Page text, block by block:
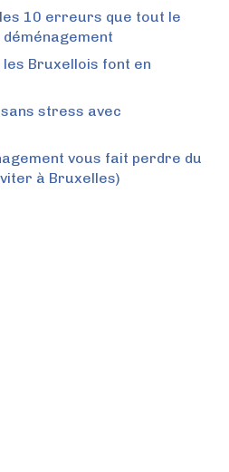
10 erreurs que tout le
Bruxellois font en
stress avec
vous fait perdre du
à Bruxelles)